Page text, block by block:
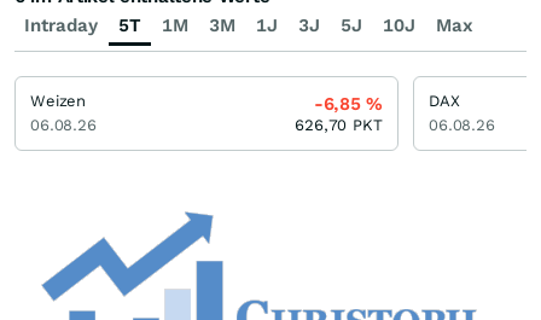
Intraday 5T 1M 3M 1J 3J 5J 10J Max
Weizen
06.08.26
-6,85%
626,70 PKT
DAX
06.08.26